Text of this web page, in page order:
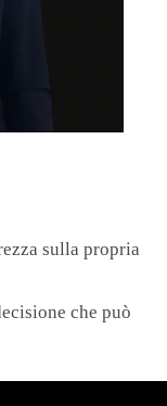
sulla propria
che può